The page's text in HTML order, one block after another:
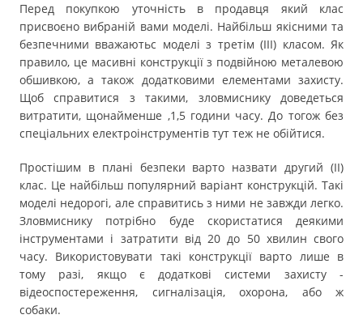
Перед покупкою уточність в продавця який клас
присвоєно вибраній вами моделі. Найбільш якісними та
безпечними вважаютьс моделі з третім (ІІІ) класом. Як
правило, це масивні конструкції з подвійною металевою
обшивкою, а також додатковими елементами захисту.
Щоб справитися з такими, зловмиснику доведеться
витратити, щонайменше ,1,5 години часу. До тогож без
спеціальних електроінструментів тут теж не обійтися.
Простішим в плані безпеки варто назвати другий (ІІ)
клас. Це найбільш популярний варіант конструкцій. Такі
моделі недорогі, але справитись з ними не завжди легко.
Зловмиснику потрібно буде скористатися деякими
інструментами і затратити від 20 до 50 хвилин свого
часу. Використовувати такі конструкції варто лише в
тому разі, якщо є додаткові системи захисту -
відеоспостереження, сигналізація, охорона, або ж
собаки.